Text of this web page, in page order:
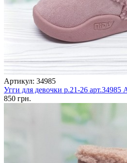
Артикул: 34985
Угги для девочки р.21-26 арт.34985
850 грн.